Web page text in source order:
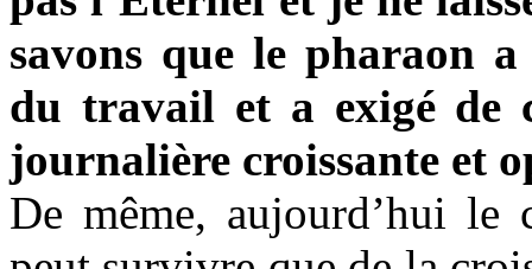
savons que le pharaon
du travail et a exigé de
journalière croissante et
De même, aujourd’hui